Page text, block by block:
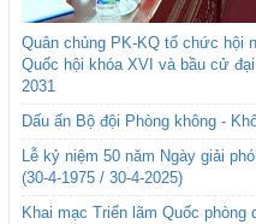
Quân chủng PK-KQ tổ chức hội
Quốc hội khóa XVI và bầu cử
2031
Dấu ấn Bộ đội Phòng không -
Lễ kỷ niệm 50 năm Ngày giải
(30-4-1975 / 30-4-2025)
Khai mạc Triển lãm Quốc phòng